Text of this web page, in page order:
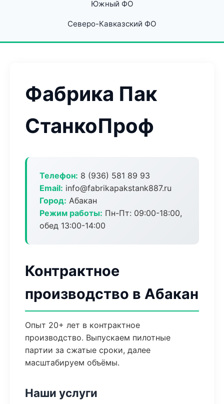
Южный ФО
Северо-Кавказский ФО
Фабрика Пак
СтанкоПроф
Телефон: 8 (936) 581 89 93
Email: info@fabrikapakstank887.ru
Город: Абакан
Режим работы: Пн-Пт: 09:00-18:00,
обед 13:00-14:00
Контрактное
производство в Абакан
Опыт 20+ лет в контрактное
производство. Выпускаем пилотные
партии за сжатые сроки, далее
масштабируем объёмы.
Наши услуги